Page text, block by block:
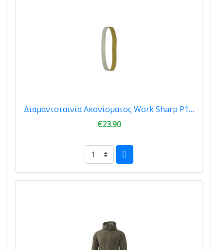
Διαμαντοταινία Ακονίσματος Work Sharp P180 Yellow 002.1685
€23.90